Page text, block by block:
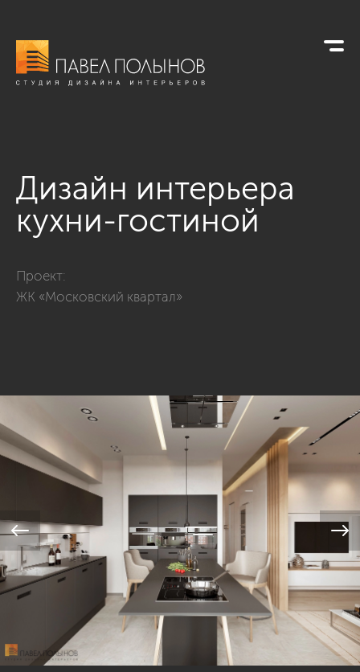
Дизайн интерьера
кухни-гостиной
Проект:
ЖК «Московский квартал»